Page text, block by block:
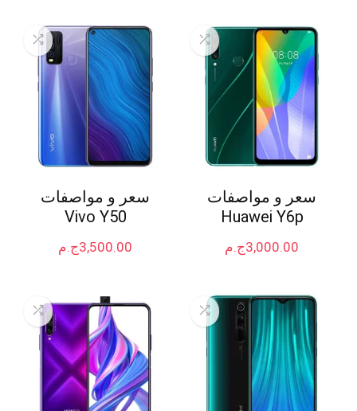
سعر و مواصفات
Huawei Y6p
ج.م3,000.00
سعر و مواصفات
Vivo Y50
ج.م3,500.00